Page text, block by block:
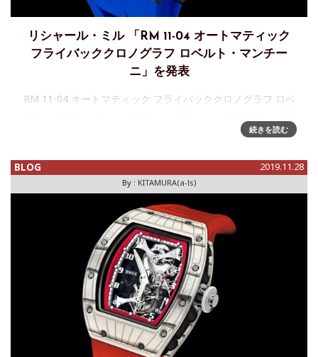
リシャール・ミル 「RM 11-04 オートマティック
フライバッククロノグラフ ロベルト・マンチー
ニ」を発表
RM 11-04 オートマティック フライバッククロノグラフ ロベ
長戦の時間を計測できる特別な文字盤を備えた機械式ウォッ
チームの監
続きを読む
BLOG 2019.11.28
By : KITAMURA(a-ls)